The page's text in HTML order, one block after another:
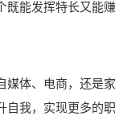
既能发挥特长又能
媒体、电商，还是家
自我，实现更多的